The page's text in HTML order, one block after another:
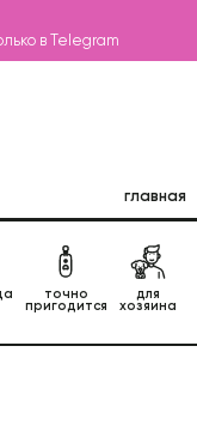
в Telegram
главная
точно
пригодится
для
хозяина